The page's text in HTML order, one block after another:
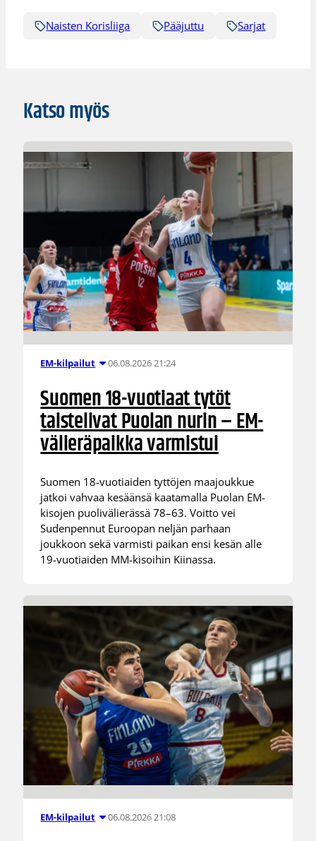
Naisten Korisliiga Pääjuttu Sarjat
Katso myös
EM-kilpailut 06.08.2026 21:24
Suomen 18-vuotiaat tytöt
taistelivat Puolan nurin – EM-
välieräpaikka varmistui
Suomen 18-vuotiaiden tyttöjen maajoukkue
jatkoi vahvaa kesäänsä kaatamalla Puolan EM-
kisojen puolivälierässä 78–63. Voitto vei
Sudenpennut Euroopan neljän parhaan
joukkoon sekä varmisti paikan ensi kesän alle
19-vuotiaiden MM-kisoihin Kiinassa.
EM-kilpailut 06.08.2026 21:08